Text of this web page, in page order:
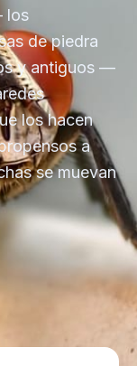
los
de piedra
y antiguos —
los hacen
a
se muevan